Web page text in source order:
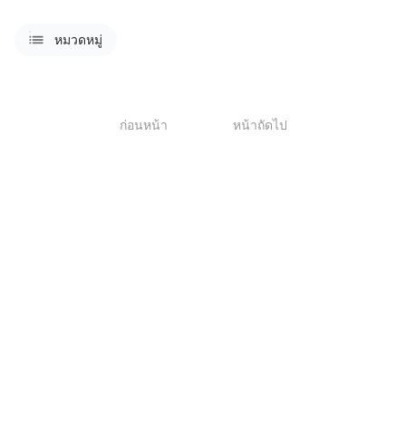
listsหมวดหมู่
ก่อนหน้า หน้าถัดไป